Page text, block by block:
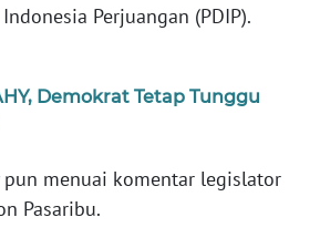
Perjuangan (PDIP).
Demokrat Tetap Tunggu
pun menuai komentar legislator
Pasaribu.